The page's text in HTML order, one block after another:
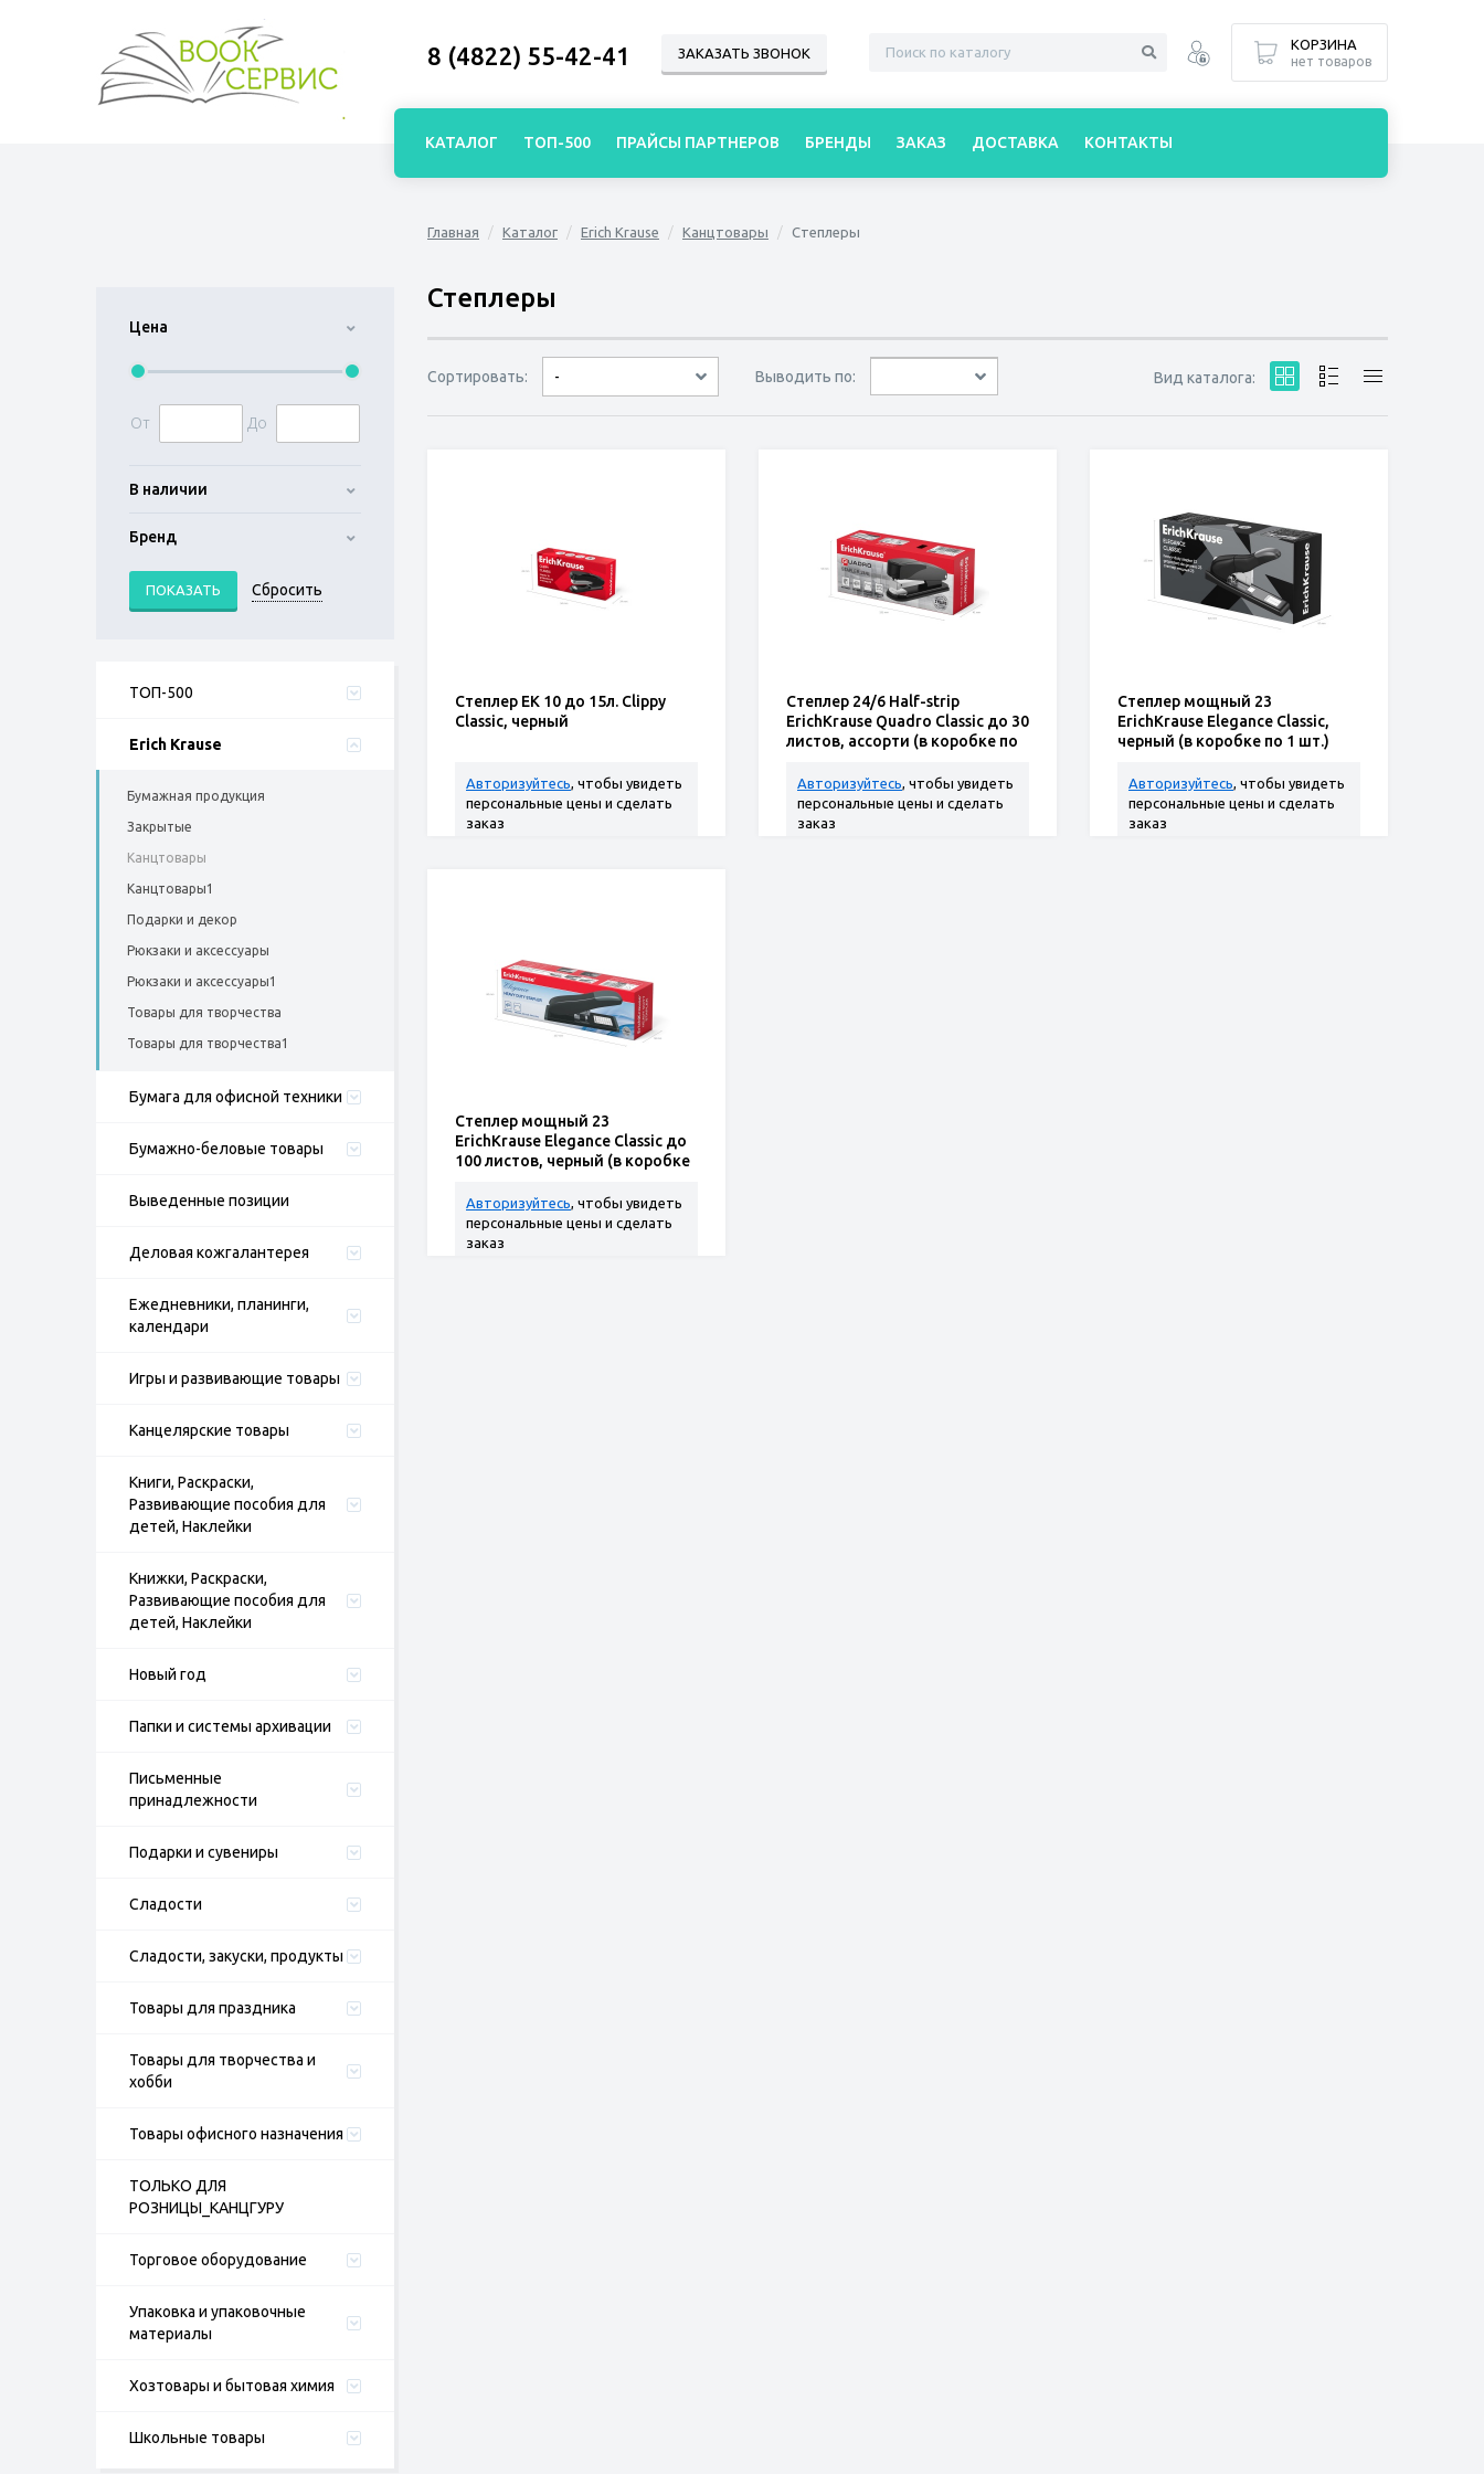
Цена
От До
В наличии
Бренд
ТОП-500
Erich Krause
Бумажная продукция
Закрытые
Канцтовары
Канцтовары1
Подарки и декор
Рюкзаки и аксессуары
Рюкзаки и аксессуары1
Товары для творчества
Товары для творчества1
Бумага для офисной техники
Бумажно-беловые товары
Выведенные позиции
Деловая кожгалантерея
Ежедневники, планинги,
календари
Игры и развивающие товары
Канцелярские товары
Книги, Раскраски,
Развивающие пособия для
детей, Наклейки
Книжки, Раскраски,
Развивающие пособия для
детей, Наклейки
Новый год
Папки и системы архивации
Письменные
принадлежности
Подарки и сувениры
Сладости
Сладости, закуски, продукты
Товары для праздника
Товары для творчества и
хобби
Товары офисного назначения
ТОЛЬКО ДЛЯ
РОЗНИЦЫ_КАНЦГУРУ
Торговое оборудование
Упаковка и упаковочные
материалы
Хозтовары и бытовая химия
Школьные товары
Главная Каталог Erich Krause Канцтовары Степлеры
Степлеры
Сортировать: -
по дате
по популярности
сначала дешёвые
сначала дорогие
Выводить по: Вид каталога:
Степлер ЕК 10 до 15л. Clippy
Classic, черный
Авторизуйтесь, чтобы увидеть
персональные цены и сделать
заказ
Степлер 24/6 Half-strip
ErichKrause Quadro Classic до 30
листов, ассорти (в коробке по
Авторизуйтесь, чтобы увидеть
персональные цены и сделать
заказ
Степлер мощный 23
ErichKrause Elegance Classic,
черный (в коробке по 1 шт.)
Авторизуйтесь, чтобы увидеть
персональные цены и сделать
заказ
Степлер мощный 23
ErichKrause Elegance Classic до
100 листов, черный (в коробке
Авторизуйтесь, чтобы увидеть
персональные цены и сделать
заказ
8 (4822) 55-42-41 ЗАКАЗАТЬ ЗВОНОК
КОРЗИНА
нет товаров
КАТАЛОГ ТОП-500 ПРАЙСЫ ПАРТНЕРОВ БРЕНДЫ ЗАКАЗ ДОСТАВКА КОНТАКТЫ